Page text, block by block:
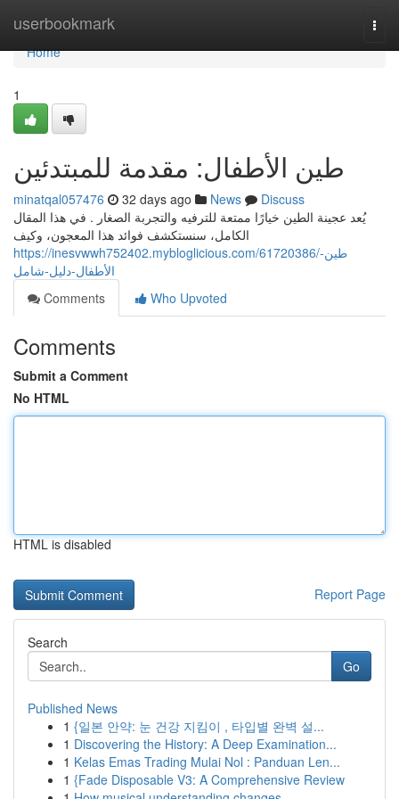
userbookmark
Home
Home
1
طين الأطفال: مقدمة للمبتدئين
minatqal057476 32 days ago News
Discuss
يُعد عجينة الطين خيارًا ممتعة للترفيه والتجربة الصغار . في هذا المقال
الكامل، سنستكشف فوائد هذا المعجون، وكيف
https://inesvwwh752402.mybloglicious.com/61720386/طين-
الأطفال-دليل-شامل
Comments
Who Upvoted
Comments
Submit a Comment
No HTML
HTML is disabled
Report Page
Search
Go
Published News
1 {일본 안약: 눈 건강 지킴이 , 타입별 완벽 설...
1 Discovering the History: A Deep Examination...
1 Kelas Emas Trading Mulai Nol : Panduan Len...
1 {Fade Disposable V3: A Comprehensive Review